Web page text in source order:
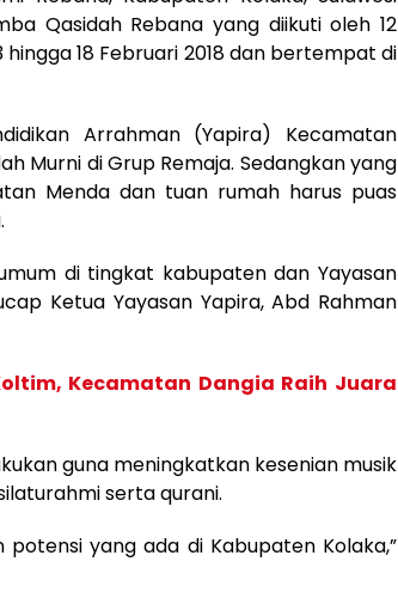
Qasidah Rebana yang diikuti oleh 12
18 Februari 2018 dan bertempat di
Arrahman (Yapira) Kecamatan
Murni di Grup Remaja. Sedangkan yang
Menda dan tuan rumah harus puas
di tingkat kabupaten dan Yayasan
Ketua Yayasan Yapira, Abd Rahman
Kecamatan Dangia Raih Juara
guna meningkatkan kesenian musik
serta qurani.
yang ada di Kabupaten Kolaka,”